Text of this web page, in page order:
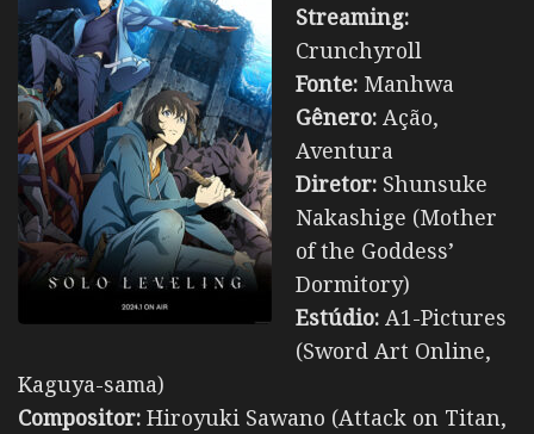
Streaming:
Crunchyroll
Fonte: Manhwa
Gênero: Ação,
Aventura
Diretor: Shunsuke
Nakashige (Mother
of the Goddess’
Dormitory)
Estúdio: A1-Pictures
(Sword Art Online,
Kaguya-sama)
Compositor: Hiroyuki Sawano (Attack on Titan,